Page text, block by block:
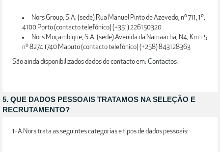
Nors Group, S.A. (sede) Rua Manuel Pinto de Azevedo, nº 711, 1º,
4100 Porto (contacto telefónico) (+351) 226150320
Nors Moçambique, S.A. (sede) Avenida da Namaacha, N4, Km 1.5
nº 8274 1740 Maputo (contacto telefónico) (+258) 843128363
São ainda disponibilizados dados de contacto em: Contactos.
5. QUE DADOS PESSOAIS TRATAMOS NA SELEÇÃO E
RECRUTAMENTO?
1- A Nors trata as seguintes categorias e tipos de dados pessoais: